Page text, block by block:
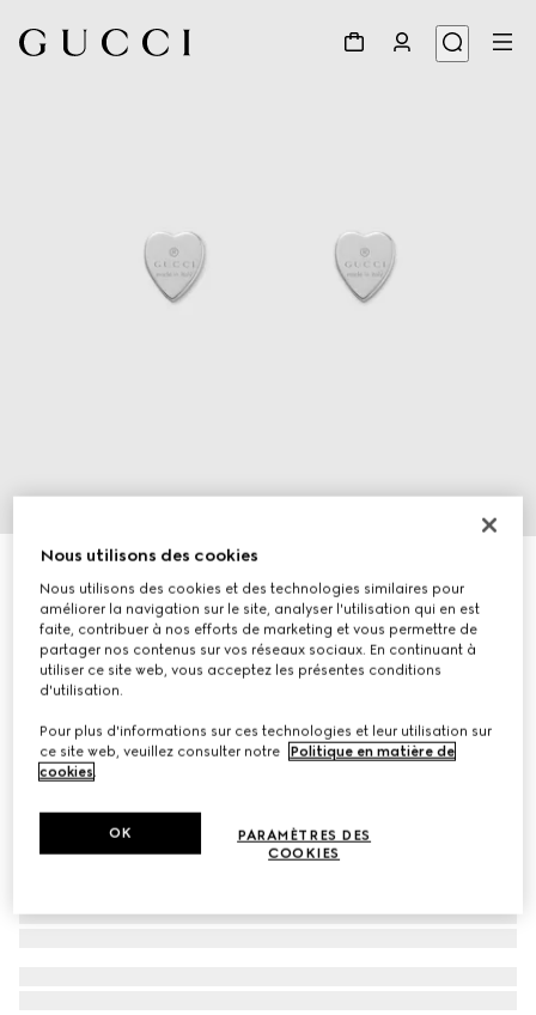
Boucles d’oreilles siglées en forme de cœur
€ 280
Nous utilisons des cookies
Nous utilisons des cookies et des technologies similaires pour
améliorer la navigation sur le site, analyser l'utilisation qui en est
faite, contribuer à nos efforts de marketing et vous permettre de
partager nos contenus sur vos réseaux sociaux. En continuant à
utiliser ce site web, vous acceptez les présentes conditions
d'utilisation.
Pour plus d'informations sur ces technologies et leur utilisation sur
ce site web, veuillez consulter notre
Politique en matière de
cookies.
PARAMÈTRES DES
COOKIES
OK